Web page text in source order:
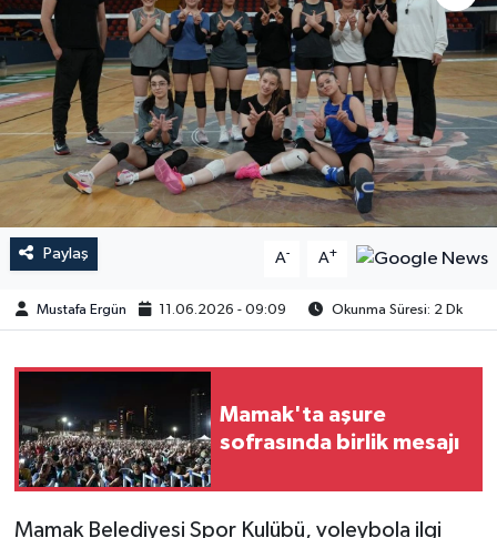
Paylaş A- A+
Mustafa Ergün 11.06.2026 - 09:09 Okunma Süresi: 2 Dk
Mamak'ta aşure
sofrasında birlik mesajı
​​​​​​Mamak Belediyesi Spor Kulübü, voleybola ilgi